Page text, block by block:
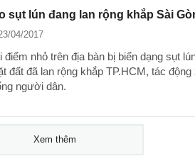
sụt lún đang lan rộng khắp Sài
04/2017
điểm nhỏ trên địa bàn bị biến dạng sụt
đất đã lan rộng khắp TP.HCM, tác
người dân.
Xem thêm